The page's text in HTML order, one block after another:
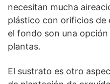
necesitan mucha
plástico con orificios de
el fondo son una
plantas.
El sustrato es otro